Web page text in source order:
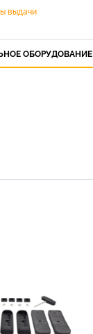
выдачи
ОБОРУДОВАНИЕ